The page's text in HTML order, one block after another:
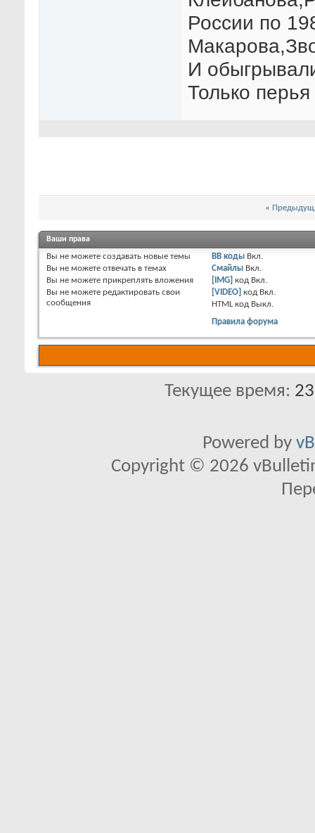
России по
И
Только
«
Ваши права
Вы не можете создавать новые темы
Вы не можете отвечать в темах
Вы не можете прикреплять вложения
Вы не можете редактировать свои
сообщения
BB коды Вкл.
Смайлы Вкл.
[IMG] код Вкл.
[VIDEO] код Вкл.
HTML код Выкл.
Правила форума
Текущее время:
Powered by
Copyright © 2026